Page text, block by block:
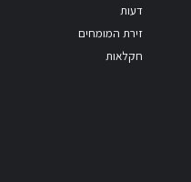
דעות
זירת המומחים
חקלאות